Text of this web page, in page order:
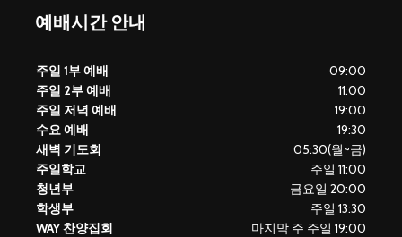
예배시간 안내
주일 1부 예배
09:00
주일 2부 예배
11:00
주일 저녁 예배
19:00
수요 예배
19:30
새벽 기도회
05:30(월~금)
주일학교
주일 11:00
청년부
금요일 20:00
학생부
주일 13:30
WAY 찬양집회
마지막 주 주일 19:00